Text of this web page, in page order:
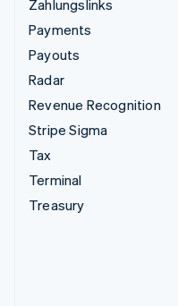
Zahlungslinks
Payments
Payouts
Radar
Revenue Recognition
Stripe Sigma
Tax
Terminal
Treasury